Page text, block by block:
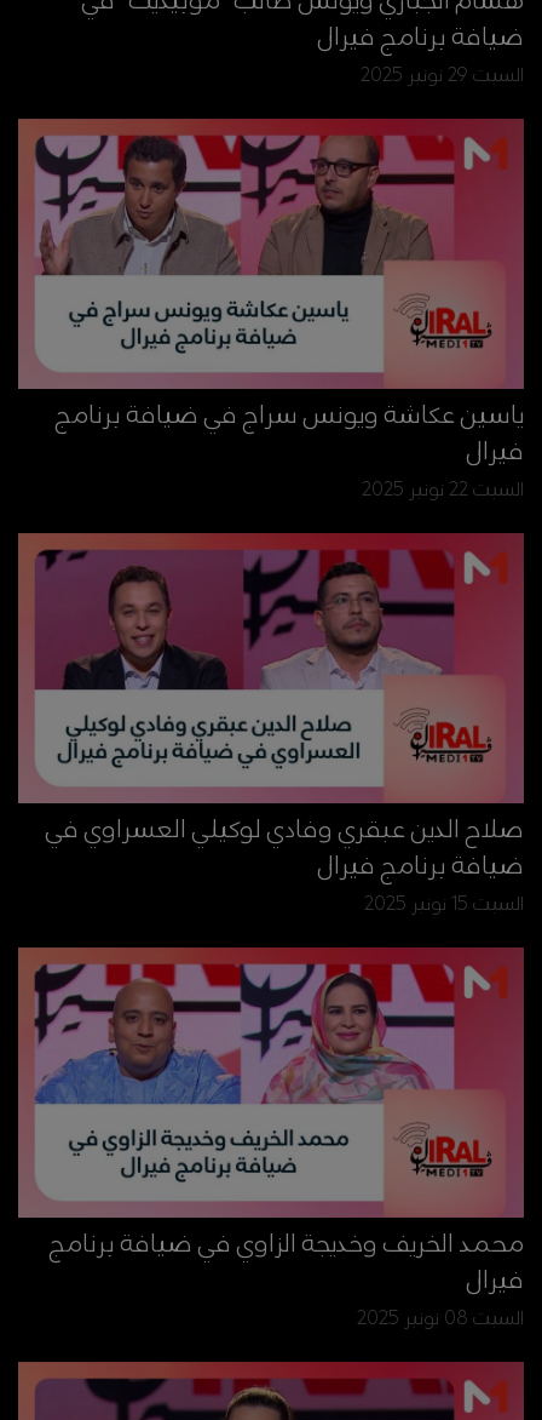
ضيافة برنامج فيرال
السبت 29 نونبر 2025
ياسين عكاشة ويونس سراج في ضيافة برنامج
فيرال
السبت 22 نونبر 2025
صلاح الدين عبقري وفادي لوكيلي العسراوي في
ضيافة برنامج فيرال
السبت 15 نونبر 2025
محمد الخريف وخديجة الزاوي في ضيافة برنامج
فيرال
السبت 08 نونبر 2025